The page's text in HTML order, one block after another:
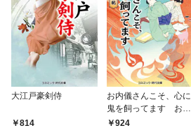
大江戸豪剣侍
814
お内儀さんこそ、心に
鬼を飼ってます おけ
いの戯作手帖
924